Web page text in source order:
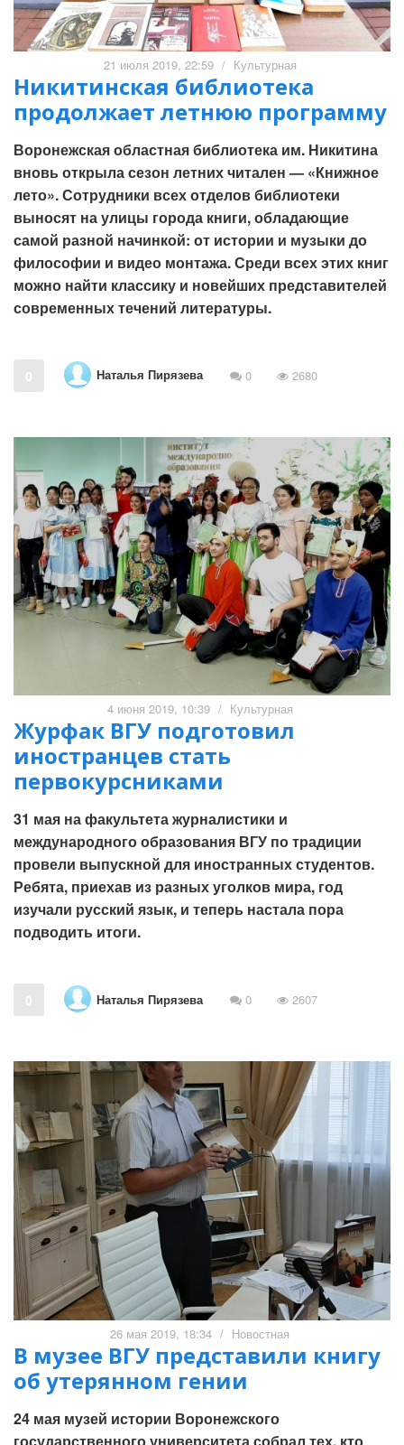
21 июля 2019, 22:59 / Культурная
Никитинская библиотека
продолжает летнюю программу
Воронежская областная библиотека им. Никитина
вновь открыла сезон летних читален — «Книжное
лето». Сотрудники всех отделов библиотеки
выносят на улицы города книги, обладающие
самой разной начинкой: от истории и музыки до
философии и видео монтажа. Среди всех этих книг
можно найти классику и новейших представителей
современных течений литературы.
0 Наталья Пирязева 0 2680
4 июня 2019, 10:39 / Культурная
Журфак ВГУ подготовил
иностранцев стать
первокурсниками
31 мая на факультета журналистики и
международного образования ВГУ по традиции
провели выпускной для иностранных студентов.
Ребята, приехав из разных уголков мира, год
изучали русский язык, и теперь настала пора
подводить итоги.
0 Наталья Пирязева 0 2607
26 мая 2019, 18:34 / Новостная
В музее ВГУ представили книгу
об утерянном гении
24 мая музей истории Воронежского